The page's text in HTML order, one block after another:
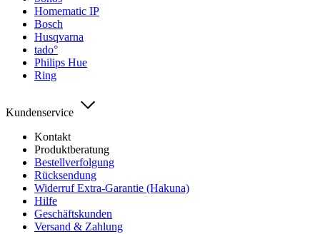
Homematic IP
Bosch
Husqvarna
tado°
Philips Hue
Ring
Kundenservice
Kontakt
Produktberatung
Bestellverfolgung
Rücksendung
Widerruf Extra-Garantie (Hakuna)
Hilfe
Geschäftskunden
Versand & Zahlung